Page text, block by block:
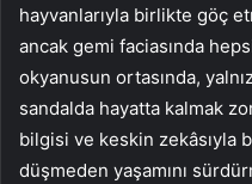
hayvanlarıyla birlikte göç
ancak gemi faciasında
okyanusun ortasında,
sandalda hayatta kalmak
bilgisi ve keskin zekâsıyla
düşmeden yaşamını